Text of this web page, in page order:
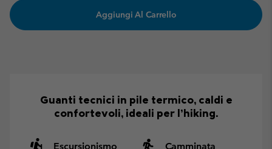
Aggiungi Al Carrello
Guanti tecnici in pile termico, caldi e
confortevoli, ideali per l’hiking.
Escursionismo
Camminata